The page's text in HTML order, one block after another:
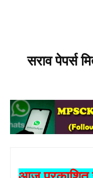
सराव पेपर्स